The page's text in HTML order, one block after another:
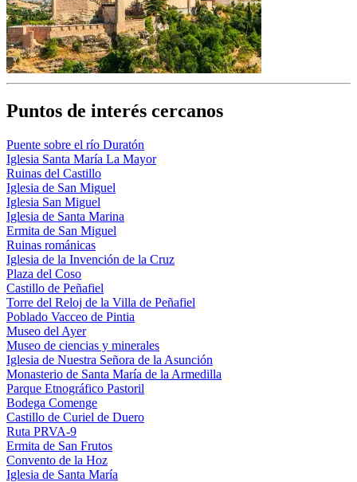
Puntos de interés cercanos
Puente sobre el río Duratón
Iglesia Santa María La Mayor
Ruinas del Castillo
Iglesia de San Miguel
Iglesia San Miguel
Iglesia de Santa Marina
Ermita de San Miguel
Ruinas románicas
Iglesia de la Invención de la Cruz
Plaza del Coso
Castillo de Peñafiel
Torre del Reloj de la Villa de Peñafiel
Poblado Vacceo de Pintia
Museo del Ayer
Museo de ciencias y minerales
Iglesia de Nuestra Señora de la Asunción
Monasterio de Santa María de la Armedilla
Parque Etnográfico Pastoril
Bodega Comenge
Castillo de Curiel de Duero
Ruta PRVA-9
Ermita de San Frutos
Convento de la Hoz
Iglesia de Santa María